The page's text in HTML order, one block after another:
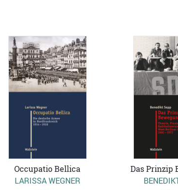
Occupatio Bellica
LARISSA WEGNER
Das Prinzip